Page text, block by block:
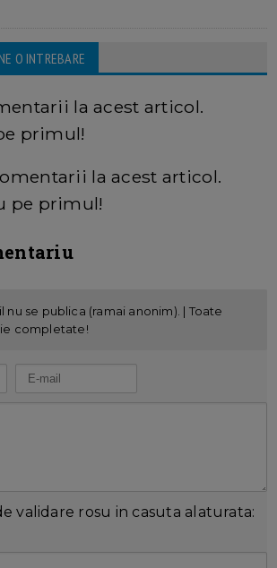
O INTREBARE
la acest articol.
primul!
la acest articol.
pe primul!
nu se publica (ramai anonim). | Toate
completate!
validare rosu in casuta alaturata: